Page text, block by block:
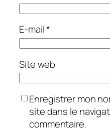
E-mail*
Site web
Enregistrer mon
site dans le
commentaire.